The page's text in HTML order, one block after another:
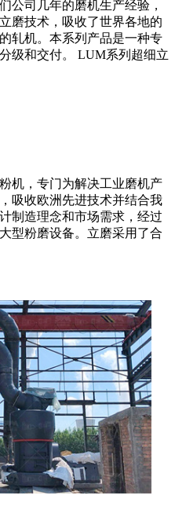
公司几年的磨机生产经验，
磨技术，吸收了世界各地的
轧机。本系列产品是一种专
级和交付。 LUM系列超细立
机，专门为解决工业磨机产
吸收欧洲先进技术并结合我
制造理念和市场需求，经过
型粉磨设备。立磨采用了合